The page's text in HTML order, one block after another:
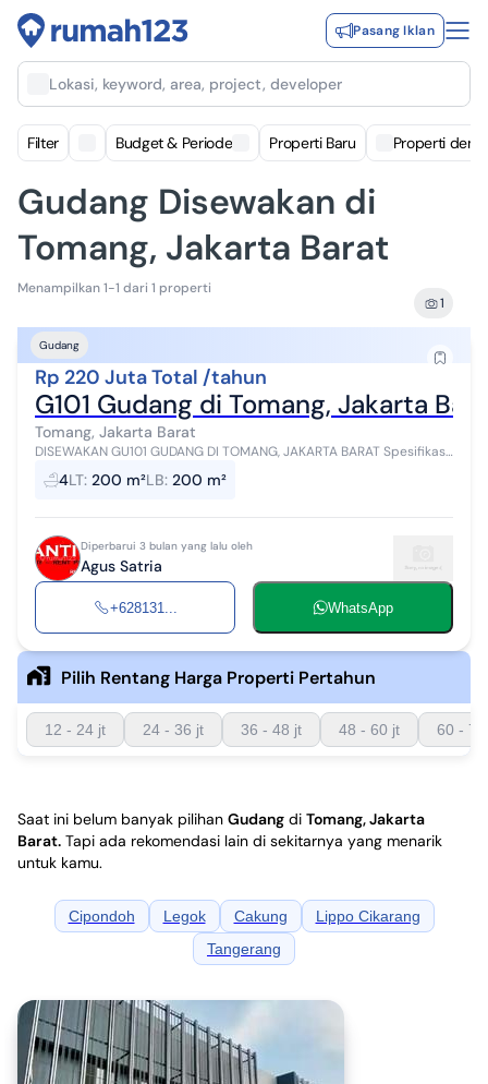
Pasang Iklan
Lokasi, keyword, area, project, developer
Filter Budget & Periode Properti Baru Properti
Gudang Disewakan di
Tomang, Jakarta Barat
Menampilkan 1-1 dari 1 properti
1
Gudang
Rp 220 Juta Total /tahun
G101 Gudang di Tomang, Jakarta
Tomang, Jakarta Barat
DISEWAKAN GU101 GUDANG DI TOMANG, JAKARTA BARAT Spesifikasi
: SHM Luas Tanah 200m UK 10x20m Lokasi Strategis Pinggir Jalan
SEWA Rp. 220 JT/Thn
4LT: 200 m²LB: 200 m²
Diperbarui 3 bulan yang lalu oleh
Agus Satria
+628131... WhatsApp
Pilih Rentang Harga Properti Pertahun
12 - 24 jt 24 - 36 jt 36 - 48 jt 48 - 60 jt 60 -
Saat ini belum banyak pilihan Gudang di Tomang, Jakarta
Barat. Tapi ada rekomendasi lain di sekitarnya yang menarik
untuk kamu.
Cipondoh Legok Cakung
Lippo Cikarang
Tangerang